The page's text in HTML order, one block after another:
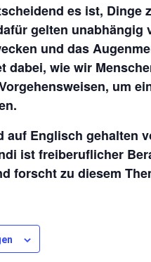
es ist,
gelten
und das
dabei, wie wir
um
auf Englisch gehalten
ist freiberuflicher
forscht zu diesem